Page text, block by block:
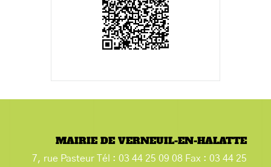
MAIRIE DE VERNEUIL-EN-HALATTE
7, rue Pasteur Tél : 03 44 25 09 08 Fax : 03 44 25